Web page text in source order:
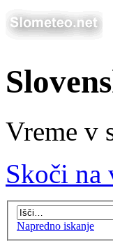
Vreme v
Skoči na
Napredno iskanje